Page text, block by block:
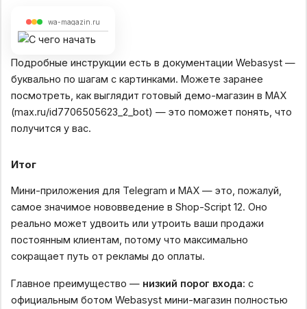
wa-magazin.ru
Подробные инструкции есть в документации Webasyst —
буквально по шагам с картинками. Можете заранее
посмотреть, как выглядит готовый демо-магазин в MAX
(max.ru/id7706505623_2_bot) — это поможет понять, что
получится у вас.
Итог
Мини-приложения для Telegram и MAX — это, пожалуй,
самое значимое нововведение в Shop-Script 12. Оно
реально может удвоить или утроить ваши продажи
постоянным клиентам, потому что максимально
сокращает путь от рекламы до оплаты.
Главное преимущество — низкий порог входа: с
официальным ботом Webasyst мини-магазин полностью